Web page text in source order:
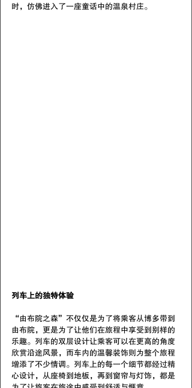
时，仿佛进入了一座童话中的温泉村庄。
列车上的独特体验
“由布院之森”不仅仅是为了将乘客从博多带到
由布院，更是为了让他们在旅程中享受到别样的
乐趣。列车的双层设计让乘客可以在更高的角度
欣赏沿途风景，而车内的温馨装饰则为整个旅程
增添了不少情调。列车上的每一个细节都经过精
心设计，从座椅到地板，再到窗帘与灯饰，都是